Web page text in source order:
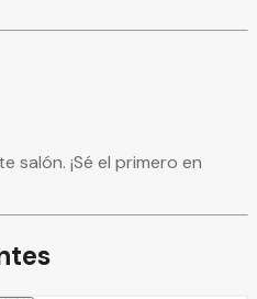
salón. ¡Sé el primero en